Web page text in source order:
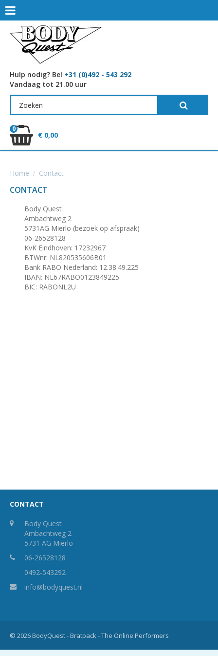
Hulp nodig? Bel +31 (0)492 - 543 292
Vandaag tot 21.00 uur
0
€ 0,00
Home Contact
CONTACT
Body Quest
Ambachtweg 2
5731AG Mierlo (bezoek op afspraak)
06-26528128
KvK Eindhoven: 17232967
BTWnr: NL820535606B01
Bank RABO Nederland: 12.38.49.225
IBAN: NL67RABO0123849225
BIC: RABONL2U
CONTACT
Body Quest
Ambachtweg 2
5731 AG Mierlo
06-26528128
0492-543292
info@bodyquest.nl
© 2026 BodyQuest -Bratpack - The Online Performers